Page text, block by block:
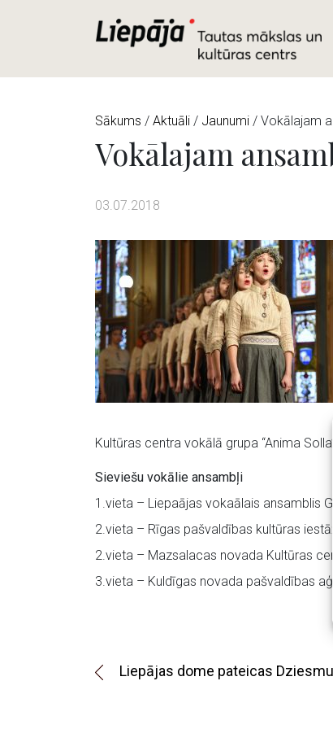
Sākums / Aktuāli / Jaunumi / Vokālajam
Vokālajam
03.07.2018
Kultūras centra vokālā grupa “Anima Solla”.
Sieviešu vokālie ansambļi
1.vieta – Liepaājas vokaālais ansamblis
2.vieta – Rīgas pašvaldības kultūras
2.vieta – Mazsalacas novada Kultūras
3.vieta – Kuldīgas novada pašvaldības
Liepājas dome pateicas